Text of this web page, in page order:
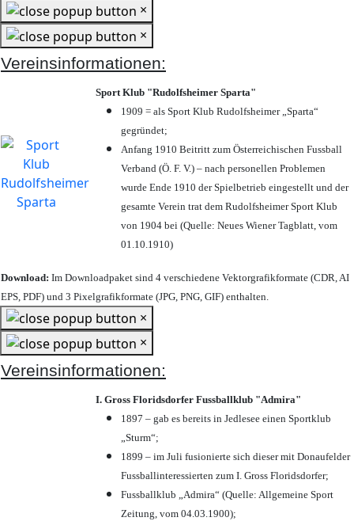
×
×
Vereinsinformationen:
Sport Klub "Rudolfsheimer Sparta"
1909 = als Sport Klub Rudolfsheimer „Sparta“
gegründet;
Anfang 1910 Beitritt zum Österreichischen Fussball
Verband (Ö. F. V.) – nach personellen Problemen
wurde Ende 1910 der Spielbetrieb eingestellt und der
gesamte Verein trat dem Rudolfsheimer Sport Klub
von 1904 bei (Quelle: Neues Wiener Tagblatt, vom
01.10.1910)
Download: Im Downloadpaket sind 4 verschiedene Vektorgrafikformate (CDR, AI
EPS, PDF) und 3 Pixelgrafikformate (JPG, PNG, GIF) enthalten.
×
×
Vereinsinformationen:
I. Gross Floridsdorfer Fussballklub "Admira"
1897 – gab es bereits in Jedlesee einen Sportklub
„Sturm“;
1899 – im Juli fusionierte sich dieser mit Donaufelder
Fussballinteressierten zum I. Gross Floridsdorfer;
Fussballklub „Admira“ (Quelle: Allgemeine Sport
Zeitung, vom 04.03.1900);